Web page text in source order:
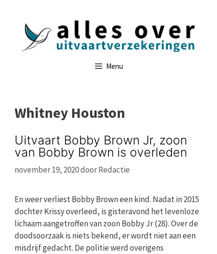
Menu
Whitney Houston
Uitvaart Bobby Brown Jr, zoon
van Bobby Brown is overleden
november 19, 2020doorRedactie
En weer verliest Bobby Brown een kind. Nadat in 2015
dochter Krissy overleed, is gisteravond het levenloze
lichaam aangetroffen van zoon Bobby Jr (28). Over de
doodsoorzaak is niets bekend, er wordt niet aan een
misdrijf gedacht. De politie werd overigens